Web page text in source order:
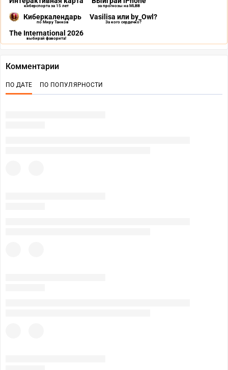
киберспорта за 15 лет за прогнозы на MLBB
Киберкалендарь
по Миру Танков
Vasilisa или by_Owl?
За кого сердечко?
The International 2026
выбирай фаворита!
Комментарии
ПО ДАТЕ ПО ПОПУЛЯРНОСТИ